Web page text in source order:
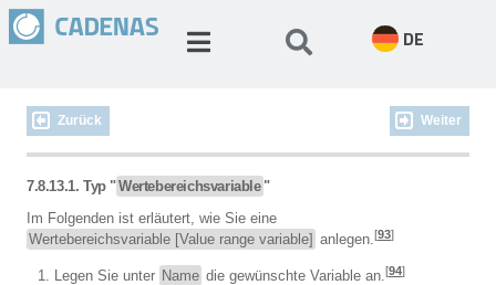
DE
Zurück Weiter
7.8.13.1. Typ "Wertebereichsvariable "
Im Folgenden ist erläutert, wie Sie eine
Wertebereichsvariable [Value range variable] anlegen.[93]
Legen Sie unter Name die gewünschte Variable an.[94]